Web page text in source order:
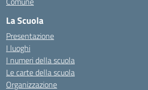
La Scuola
Presentazione
I luoghi
I numeri della scuola
Le carte della scuola
Organizzazione